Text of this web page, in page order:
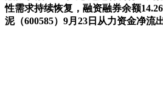
性需求持续恢复，融资融券余额
泥（600585）9月23日从力资金净流